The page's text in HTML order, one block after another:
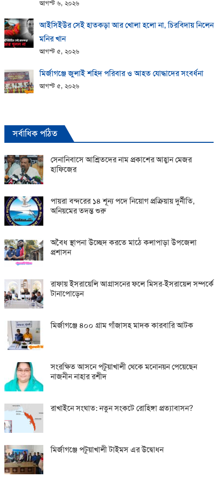
আগস্ট ৬, ২০২৬
আইসিইউর সেই হাতকড়া আর খোলা হলো না, চিরবিদায় নিলেন
মনির খান
আগস্ট ৫, ২০২৬
মির্জাগঞ্জে জুলাই শহিদ পরিবার ও আহত যোদ্ধাদের সংবর্ধনা
আগস্ট ৫, ২০২৬
সর্বাধিক পঠিত
সেনানিবাসে আশ্রিতদের নাম প্রকাশের আহ্বান মেজর
হাফিজের
পায়রা বন্দরের ১৪ শূন্য পদে নিয়োগ প্রক্রিয়ায় দুর্নীতি,
অনিয়মের তদন্ত শুরু
অবৈধ স্থাপনা উচ্ছেদ করতে মাঠে কলাপাড়া উপজেলা
প্রশাসন
রাফায় ইসরায়েলি আগ্রাসনের ফলে মিসর-ইসরায়েল সম্পর্কে
টানাপোড়েন
মির্জাগঞ্জে ৪০০ গ্রাম গাঁজাসহ মাদক কারবারি আটক
সংরক্ষিত আসনে পটুয়াখালী থেকে মনোনয়ন পেয়েছেন
নাজনীন নাহার রশীদ
রাখাইনে সংঘাত: নতুন সংকটে রোহিঙ্গা প্রত্যাবাসন?
মির্জাগঞ্জে পটুয়াখালী টাইমস এর উদ্বোধন